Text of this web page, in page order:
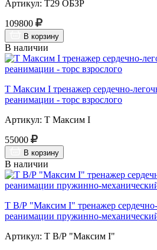
Артикул: Т29 ОБЗР
109800
В корзину
В наличии
Т Максим I тренажер сердечно-
реанимации - торс взрослого
Артикул: Т Максим I
55000
В корзину
В наличии
Т В/Р "Максим I" тренажер
реанимации пружинно-
Артикул: Т В/Р "Максим I"